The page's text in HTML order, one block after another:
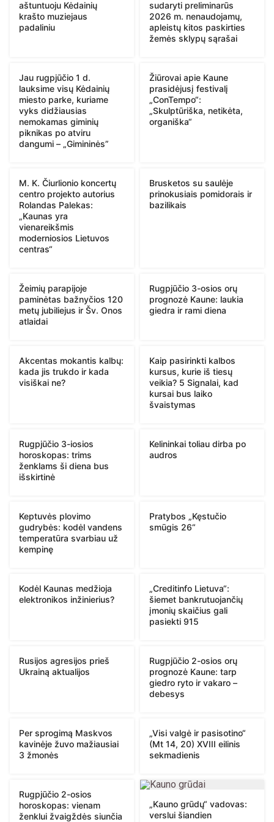
aštuntuoju Kėdainių
krašto muziejaus
padaliniu
sudaryti preliminarūs
2026 m. nenaudojamų,
apleistų kitos paskirties
žemės sklypų sąrašai
Jau rugpjūčio 1 d.
lauksime visų Kėdainių
miesto parke, kuriame
vyks didžiausias
nemokamas giminių
piknikas po atviru
dangumi – „Gimininės”
Žiūrovai apie Kaune
prasidėjusį festivalį
„ConTempo“:
„Skulptūriška, netikėta,
organiška“
M. K. Čiurlionio koncertų
centro projekto autorius
Rolandas Palekas:
„Kaunas yra
vienareikšmis
moderniosios Lietuvos
centras“
Brusketos su saulėje
prinokusiais pomidorais ir
bazilikais
Žeimių parapijoje
paminėtas bažnyčios 120
metų jubiliejus ir Šv. Onos
atlaidai
Rugpjūčio 3-osios orų
prognozė Kaune: laukia
giedra ir rami diena
Akcentas mokantis kalbų:
kada jis trukdo ir kada
visiškai ne?
Kaip pasirinkti kalbos
kursus, kurie iš tiesų
veikia? 5 Signalai, kad
kursai bus laiko
švaistymas
Rugpjūčio 3-iosios
horoskopas: trims
ženklams ši diena bus
išskirtinė
Kelininkai toliau dirba po
audros
Keptuvės plovimo
gudrybės: kodėl vandens
temperatūra svarbiau už
kempinę
Pratybos „Kęstučio
smūgis 26“
Kodėl Kaunas medžioja
elektronikos inžinierius?
„Creditinfo Lietuva“:
šiemet bankrutuojančių
įmonių skaičius gali
pasiekti 915
Rusijos agresijos prieš
Ukrainą aktualijos
Rugpjūčio 2-osios orų
prognozė Kaune: tarp
giedro ryto ir vakaro –
debesys
Per sprogimą Maskvos
kavinėje žuvo mažiausiai
3 žmonės
„Visi valgė ir pasisotino“
(Mt 14, 20) XVIII eilinis
sekmadienis
Rugpjūčio 2-osios
horoskopas: vienam
ženklui žvaigždės siunčia
„Kauno grūdų“ vadovas:
verslui šiandien